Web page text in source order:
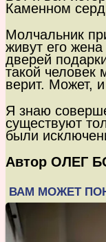
Каменном
Молчальник
живут его
дверей
такой человек
верит. Может,
Я знаю
существуют
были
Автор ОЛЕГ